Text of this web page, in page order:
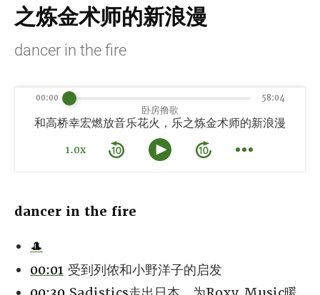
之炼金术师的新浪漫
dancer in the fire
卧房撸歌
和高桥幸宏燃放音乐花火，乐之炼金术师的新浪漫
1.0x
00:00 58:04
dancer in the fire
🎩
00:01 受到列侬和小野洋子的启发